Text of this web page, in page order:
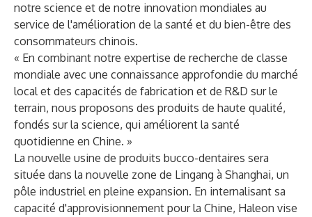
notre science et de notre innovation mondiales au
service de l'amélioration de la santé et du bien-être des
consommateurs chinois.
« En combinant notre expertise de recherche de classe
mondiale avec une connaissance approfondie du marché
local et des capacités de fabrication et de R&D sur le
terrain, nous proposons des produits de haute qualité,
fondés sur la science, qui améliorent la santé
quotidienne en Chine. »
La nouvelle usine de produits bucco-dentaires sera
située dans la nouvelle zone de Lingang à Shanghai, un
pôle industriel en pleine expansion. En internalisant sa
capacité d'approvisionnement pour la Chine, Haleon vise